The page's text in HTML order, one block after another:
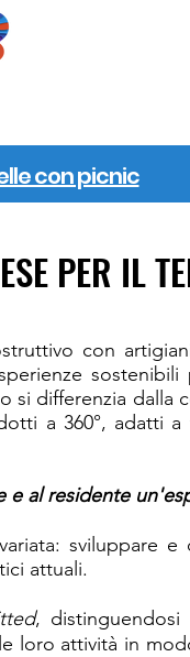
con picnic
PER IL
con
sostenibili
differenzia dalla
a 360°, adatti
e al residente
sviluppare
attuali.
,
loro attività in